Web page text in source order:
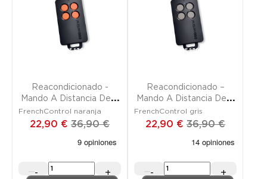
FUERA DE STOCK
Reacondicionado -
Mando A Distancia De 4
Canales
FrenchControl naranja
22,90 € 36,90 €
- +
FUERA DE STOCK
Reacondicionado –
Mando A Distancia De 4
Canales
FrenchControl gris
22,90 € 36,90 €
- +